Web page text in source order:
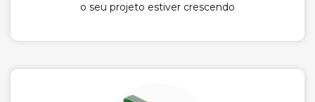
o seu projeto estiver crescendo